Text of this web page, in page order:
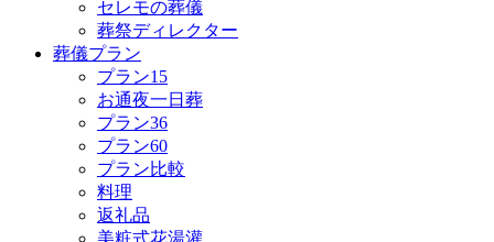
セレモの葬儀
葬祭ディレクター
葬儀プラン
プラン15
お通夜一日葬
プラン36
プラン60
プラン比較
料理
返礼品